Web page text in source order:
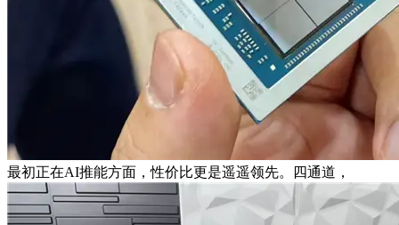
最初正在AI推能方面，性价比更是遥遥领先。四通道，